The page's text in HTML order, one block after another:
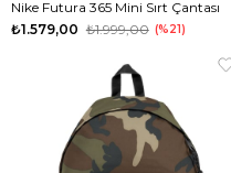
Nike Futura 365 Mini Sırt Çantası
₺1.579,00 ₺1.999,00 %21